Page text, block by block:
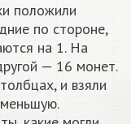
положили
по стороне,
на 1. На
— 16 монет.
и взяли